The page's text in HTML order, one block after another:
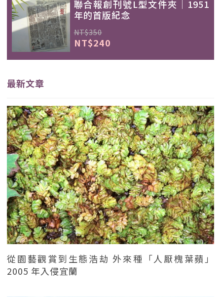
聯合報創刊號L型文件夾｜1951
年的首版紀念
NT$350
NT$240
最新文章
從園藝觀賞到生態浩劫 外來種「人厭槐葉蘋」
2005 年入侵宜蘭